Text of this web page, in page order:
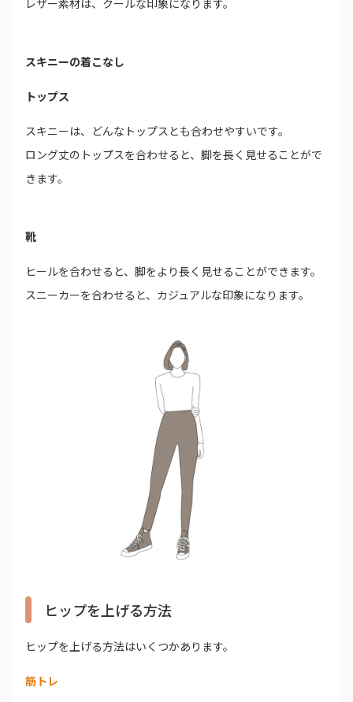
レザー素材は、クールな印象になります。
スキニーの着こなし
トップス
スキニーは、どんなトップスとも合わせやすいです。
ロング丈のトップスを合わせると、脚を長く見せることがで
きます。
靴
ヒールを合わせると、脚をより長く見せることができます。
スニーカーを合わせると、カジュアルな印象になります。
ヒップを上げる方法
ヒップを上げる方法はいくつかあります。
筋トレ